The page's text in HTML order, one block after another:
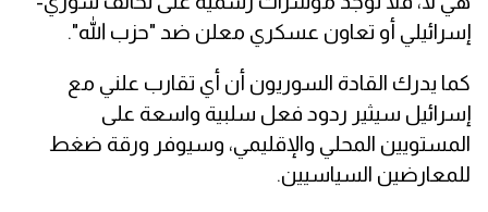
إسرائيلي أو تعاون عسكري معلن ضد "حزب الله".
كما يدرك القادة السوريون أن أي تقارب علني مع
إسرائيل سيثير ردود فعل سلبية واسعة على
المستويين المحلي والإقليمي، وسيوفر ورقة ضغط
للمعارضين السياسيين.